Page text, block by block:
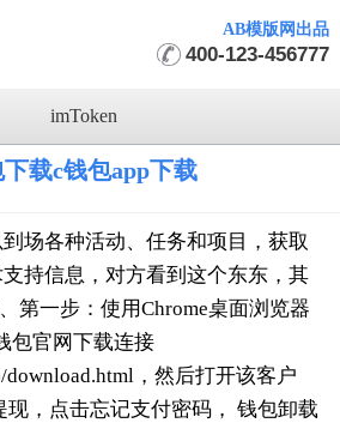
AB模版网出品
400-123-456777
imToken
载c钱包app下载
场各种活动、任务和项目，获取
持信息，对方看到这个东东，其
第一步：使用Chrome桌面浏览器
包官网下载连接
download.html，然后打开该客户
现，点击忘记支付密码， 钱包卸载